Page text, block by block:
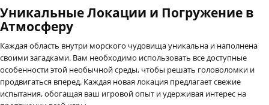
Уникальные Локации и Погружение в
Атмосферу
Каждая область внутри морского чудовища уникальна и наполнена
своими загадками. Вам необходимо использовать все доступные
особенности этой необычной среды, чтобы решать головоломки и
продвигаться вперед. Каждая новая локация предлагает свежие
испытания, обогащая ваш игровой опыт и удерживая интерес на